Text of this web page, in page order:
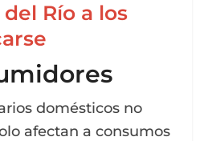
Río a los
domésticos no
afectan a consumos